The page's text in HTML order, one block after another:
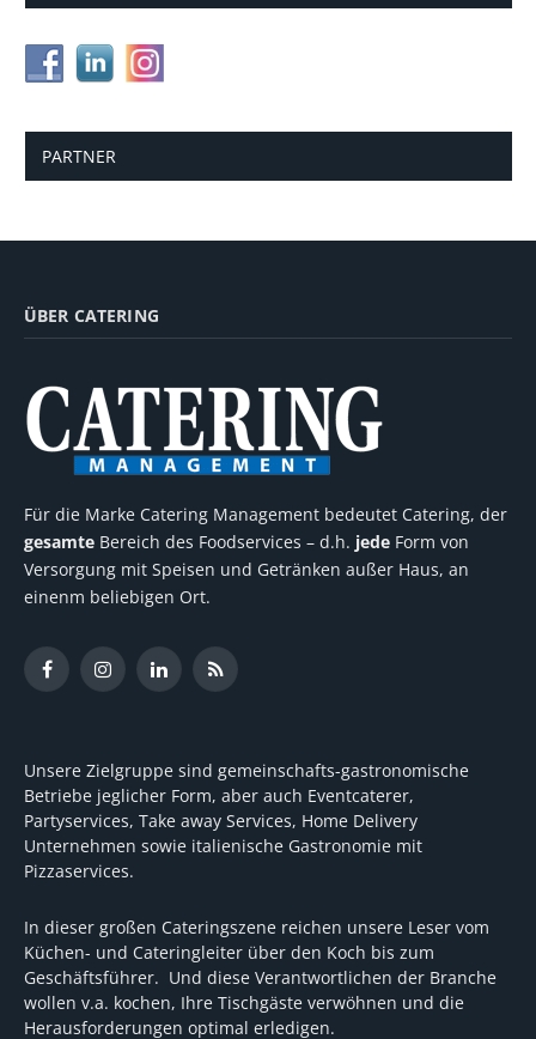
PARTNER
ÜBER CATERING
Für die Marke Catering Management bedeutet Catering, der
gesamte Bereich des Foodservices – d.h. jede Form von
Versorgung mit Speisen und Getränken außer Haus, an
einenm beliebigen Ort.
FacebookInstagramLinkedInRSS
Unsere Zielgruppe sind gemeinschafts-gastronomische
Betriebe jeglicher Form, aber auch Eventcaterer,
Partyservices, Take away Services, Home Delivery
Unternehmen sowie italienische Gastronomie mit
Pizzaservices.
In dieser großen Cateringszene reichen unsere Leser vom
Küchen- und Cateringleiter über den Koch bis zum
Geschäftsführer. Und diese Verantwortlichen der Branche
wollen v.a. kochen, Ihre Tischgäste verwöhnen und die
Herausforderungen optimal erledigen.